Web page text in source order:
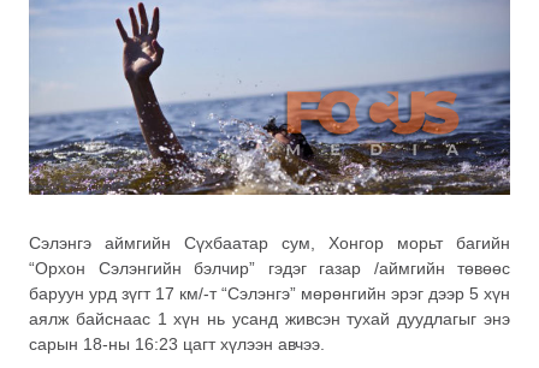
Сэлэнгэ аймгийн Сүхбаатар сум, Хонгор морьт багийн
“Орхон Сэлэнгийн бэлчир” гэдэг газар /аймгийн төвөөс
баруун урд зүгт 17 км/-т “Сэлэнгэ” мөрөнгийн эрэг дээр 5 хүн
аялж байснаас 1 хүн нь усанд живсэн тухай дуудлагыг энэ
сарын 18-ны 16:23 цагт хүлээн авчээ.